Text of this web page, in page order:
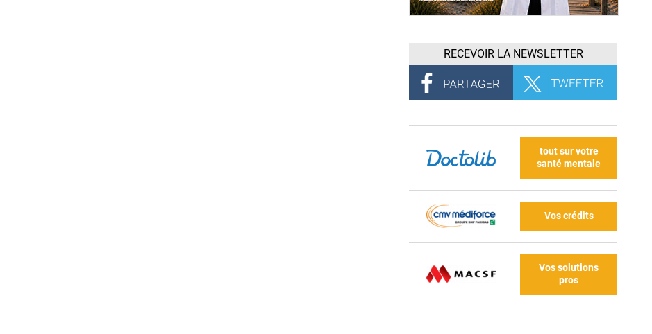
RECEVOIR LA NEWSLETTER
tout sur votre
santé mentale
Vos crédits
Vos solutions
pros